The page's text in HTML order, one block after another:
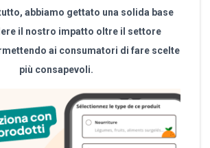
abbiamo gettato una solida base
il nostro impatto oltre il settore
ai consumatori di fare scelte
più consapevoli.